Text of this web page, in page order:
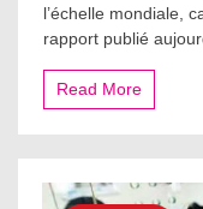
l’échelle mondiale,
rapport publié
Read More